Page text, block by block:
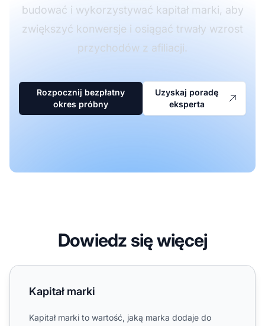
budować i wykorzystywać kapitał marki, aby
zwiększyć konwersje i osiągać trwały wzrost
przychodów z afiliacji.
Rozpocznij bezpłatny
okres próbny
Uzyskaj poradę
eksperta
Dowiedz się więcej
Kapitał marki
Kapitał marki
Kapitał marki to wartość, jaką marka dodaje do